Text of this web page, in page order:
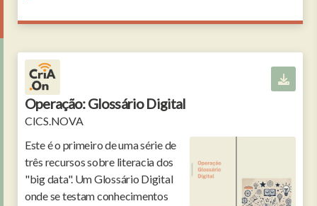
Operação: Glossário Digital
CICS.NOVA
Este é o primeiro de uma série de
três recursos sobre literacia dos
"big data". Um Glossário Digital
onde se testam conhecimentos